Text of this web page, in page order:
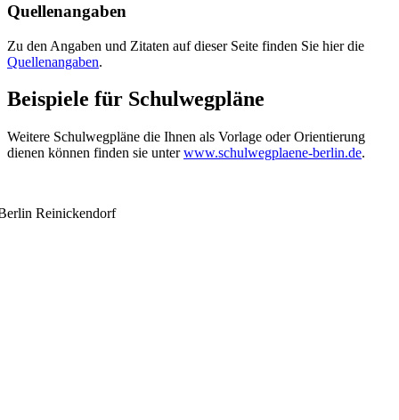
Quellenangaben
Zu den Angaben und Zitaten auf dieser Seite finden Sie hier die
Quellenangaben.
Beispiele für Schulwegpläne
Weitere Schulwegpläne die Ihnen als Vorlage oder Orientierung
dienen können finden sie unterwww.schulwegplaene-berlin.de.